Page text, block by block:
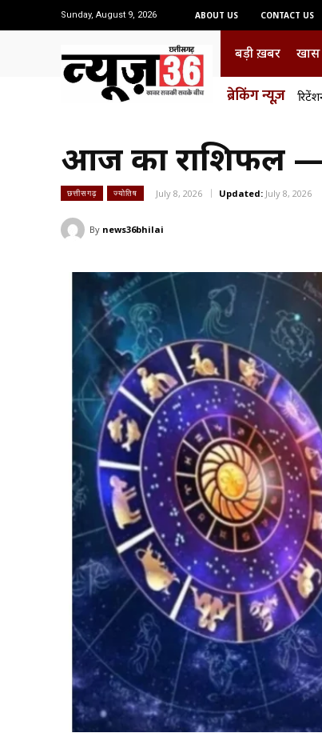
Sunday, August 9, 2026 ABOUT US CONTACT US
बड़ी ख़बर
ब्रेकिंग न्यूज़
आज का राशिफल —
छत्तीसगढ़ ज्योतिष July 8, 2026 Updated: July 8, 2026
By news36bhilai